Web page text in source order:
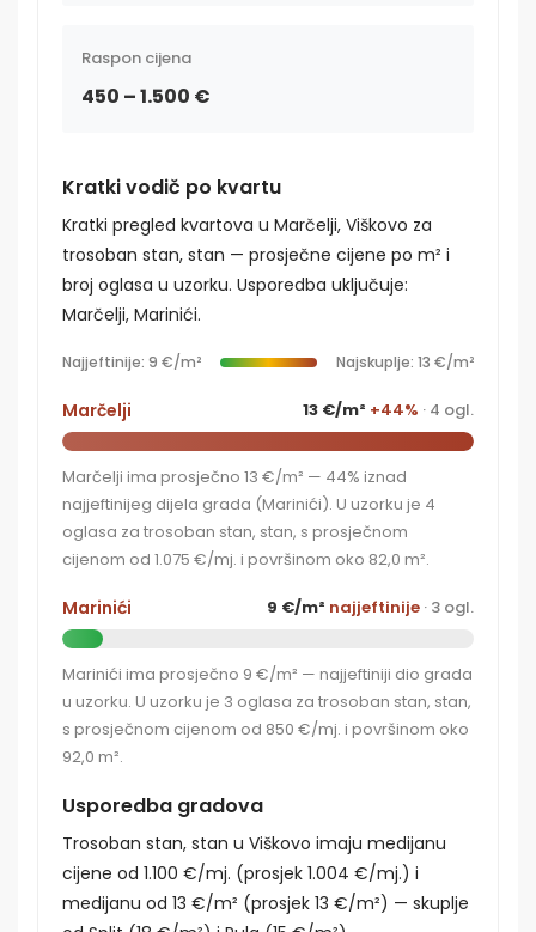
Raspon cijena
450 – 1.500 €
Kratki vodič po kvartu
Kratki pregled kvartova u Marčelji, Viškovo za
trosoban stan, stan — prosječne cijene po m² i
broj oglasa u uzorku. Usporedba uključuje:
Marčelji, Marinići.
Najjeftinije: 9 €/m² Najskuplje: 13 €/m²
Marčelji 13 €/m² +44% · 4 ogl.
Marčelji ima prosječno 13 €/m² — 44% iznad
najjeftinijeg dijela grada (Marinići). U uzorku je 4
oglasa za trosoban stan, stan, s prosječnom
cijenom od 1.075 €/mj. i površinom oko 82,0 m².
Marinići 9 €/m² najjeftinije · 3 ogl.
Marinići ima prosječno 9 €/m² — najjeftiniji dio grada
u uzorku. U uzorku je 3 oglasa za trosoban stan, stan,
s prosječnom cijenom od 850 €/mj. i površinom oko
92,0 m².
Usporedba gradova
Trosoban stan, stan u Viškovo imaju medijanu
cijene od 1.100 €/mj. (prosjek 1.004 €/mj.) i
medijanu od 13 €/m² (prosjek 13 €/m²) — skuplje